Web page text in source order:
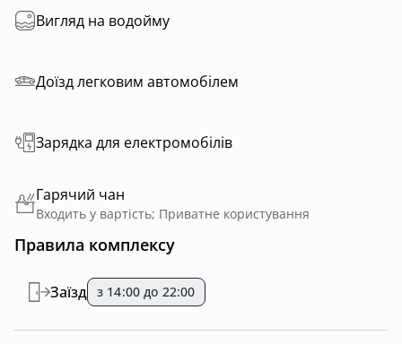
Вигляд на водойму
Доїзд легковим автомобілем
Зарядка для електромобілів
Гарячий чан
Входить у вартість; Приватне користування
Правила комплексу
Заїзд з 14:00 до 22:00